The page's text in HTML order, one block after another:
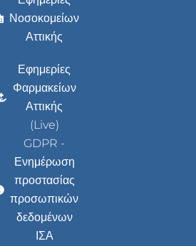
Νοσοκομείων
Αττικής
Εφημερίες
Φαρμακείων
Αττικής
(Live)
GDPR -
Ενημέρωση
προστασίας
προσωπικών
δεδομένων
ΙΣΑ